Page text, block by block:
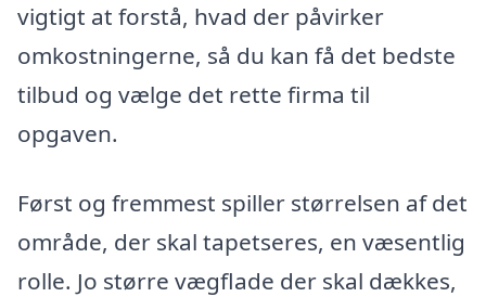
vigtigt at forstå, hvad der påvirker
omkostningerne, så du kan få det bedste
tilbud og vælge det rette firma til
opgaven.
Først og fremmest spiller størrelsen af det
område, der skal tapetseres, en væsentlig
rolle. Jo større vægflade der skal dækkes,